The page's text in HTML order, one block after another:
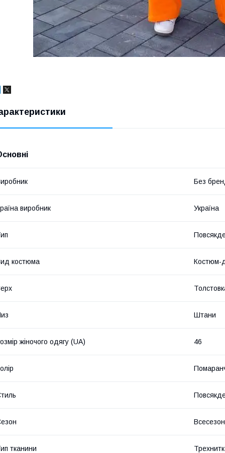
Без
виробник Україна
костюма Костюм-
Штани
жіночого одягу (UA) 46
тканини